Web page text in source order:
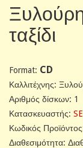
ταξίδι
Format: CD
Καλλιτέχνης:
Αριθμός δίσκων: 1
Κατασκευαστής:
Κωδικός
Διαθεσιμότητα: